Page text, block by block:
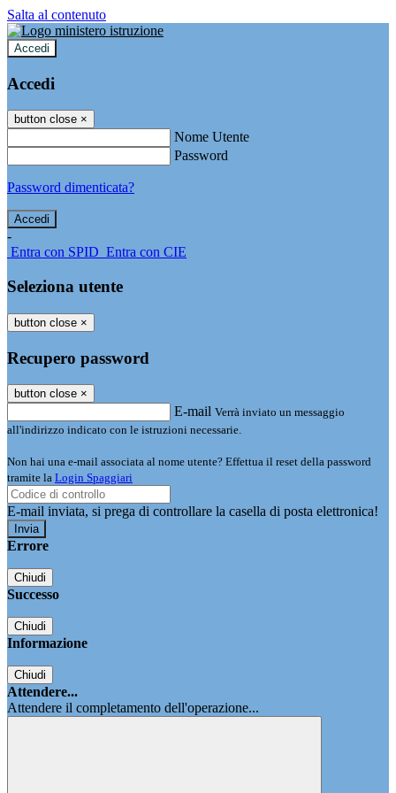
Salta al contenuto
Accedi
Accedi
button close ×
Nome Utente
Password
Password dimenticata?
-
Entra con SPID Entra con CIE
Seleziona utente
button close ×
Recupero password
button close ×
E-mail Verrà inviato un messaggio
all'indirizzo indicato con le istruzioni necessarie.
Non hai una e-mail associata al nome utente? Effettua il reset della password
tramite la Login Spaggiari
E-mail inviata, si prega di controllare la casella di posta elettronica!
Errore
Chiudi
Successo
Chiudi
Informazione
Chiudi
Attendere...
Attendere il completamento dell'operazione...